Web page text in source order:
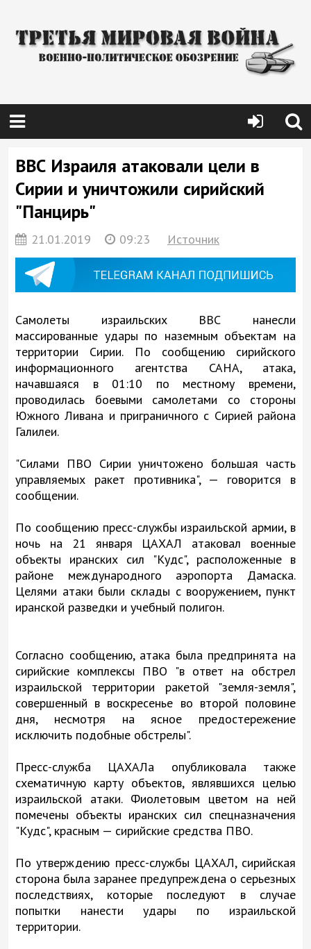
ВВС Израиля атаковали цели в
Сирии и уничтожили сирийский
"Панцирь"
21.01.2019 09:23 Источник
Самолеты израильских ВВС нанесли
массированные удары по наземным объектам на
территории Сирии. По сообщению сирийского
информационного агентства САНА, атака,
начавшаяся в 01:10 по местному времени,
проводилась боевыми самолетами со стороны
Южного Ливана и приграничного с Сирией района
Галилеи.
"Силами ПВО Сирии уничтожено большая часть
управляемых ракет противника", — говорится в
сообщении.
По сообщению пресс-службы израильской армии, в
ночь на 21 января ЦАХАЛ атаковал военные
объекты иранских сил "Кудс", расположенные в
районе международного аэропорта Дамаска.
Целями атаки были склады с вооружением, пункт
иранской разведки и учебный полигон.
Согласно сообщению, атака была предпринята на
сирийские комплексы ПВО "в ответ на обстрел
израильской территории ракетой "земля-земля",
совершенный в воскресенье во второй половине
дня, несмотря на ясное предостережение
исключить подобные обстрелы".
Пресс-служба ЦАХАЛа опубликовала также
схематичную карту объектов, являвшихся целью
израильской атаки. Фиолетовым цветом на ней
помечены объекты иранских сил спецназначения
"Кудс", красным — сирийские средства ПВО.
По утверждению пресс-службы ЦАХАЛ, сирийская
сторона была заранее предупреждена о серьезных
последствиях, которые последуют в случае
попытки нанести удары по израильской
территории.